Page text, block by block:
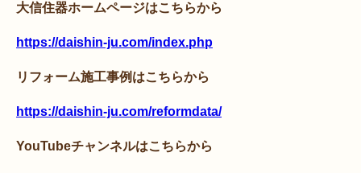
大信住器ホームページはこちらから
https://daishin-ju.com/index.php
リフォーム施工事例はこちらから
https://daishin-ju.com/reformdata/
YouTubeチャンネルはこちらから